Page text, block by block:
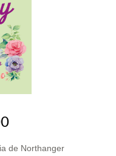
de Northanger